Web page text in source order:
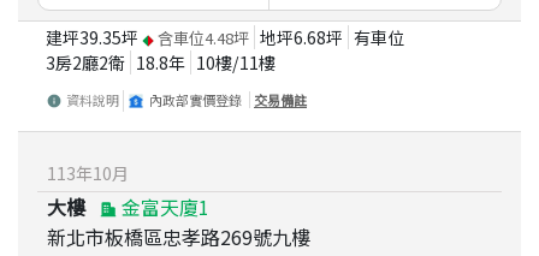
建坪39.35坪 含車位4.48坪 地坪6.68坪 有車位
3房2廳2衛 18.8年 10樓/11樓
資料說明 內政部實價登錄 交易備註
113年10月
大樓
金富天廈1
新北市板橋區忠孝路269號九樓